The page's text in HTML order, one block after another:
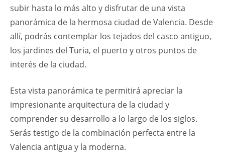
subir hasta lo más alto y disfrutar de una vista
panorámica de la hermosa ciudad de Valencia. Desde
allí, podrás contemplar los tejados del casco antiguo,
los jardines del Turia, el puerto y otros puntos de
interés de la ciudad.
Esta vista panorámica te permitirá apreciar la
impresionante arquitectura de la ciudad y
comprender su desarrollo a lo largo de los siglos.
Serás testigo de la combinación perfecta entre la
Valencia antigua y la moderna.